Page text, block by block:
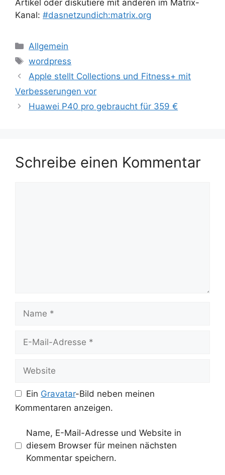
Artikel oder diskutiere mit anderen im Matrix-
Kanal: #dasnetzundich:matrix.org
Kategorien
Allgemein
Schlagwörter
wordpress
Apple stellt Collections und Fitness+ mit
Verbesserungen vor
Huawei P40 pro gebraucht für 359 €
Schreibe einen Kommentar
Mail-
Ein Gravatar-Bild neben meinen
Kommentaren anzeigen.
Name, E-Mail-Adresse und Website in
diesem Browser für meinen nächsten
Kommentar speichern.